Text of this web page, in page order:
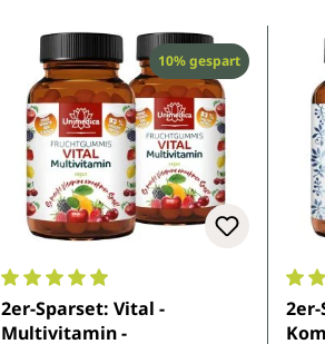
Rabatt
10% gespart
Durchschnittliche Bewertung von 4.9
2er-Sparset: Vital -
Multivitamin -